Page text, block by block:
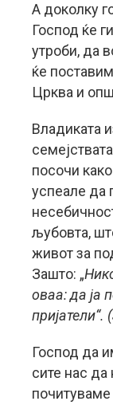
А доколку
Господ ќе
утроби, да
ќе
Црква и
Владиката
посочи
успеале да
љубовта,
живот за
Зашто: „
оваа: да ја
пријатели“.
Господ да
сите нас да
почитуваме